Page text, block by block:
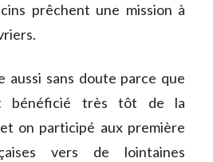
prêchent une mission à
aussi sans doute parce que
bénéficié très tôt de la
on participé aux première
vers de lointaines